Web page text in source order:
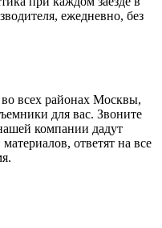
ежедневно, без
всех районах Москвы,
для вас. Звоните
компании дадут
ответят на все